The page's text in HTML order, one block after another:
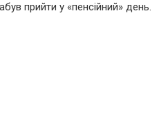
прийти у «пенсійний» день.